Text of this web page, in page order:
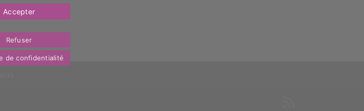
Accepter
Refuser
de confidentialité